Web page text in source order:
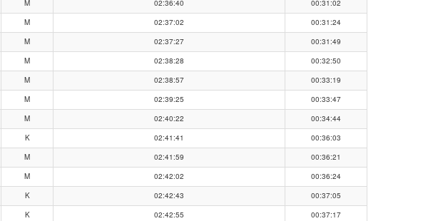
M 02:36:40
00:31:02
M 02:37:02
00:31:24
M 02:37:27
00:31:49
M 02:38:28
00:32:50
M 02:38:57
00:33:19
M 02:39:25
00:33:47
M 02:40:22
00:34:44
K 02:41:41
00:36:03
M 02:41:59
00:36:21
M 02:42:02
00:36:24
K 02:42:43
00:37:05
K 02:42:55
00:37:17